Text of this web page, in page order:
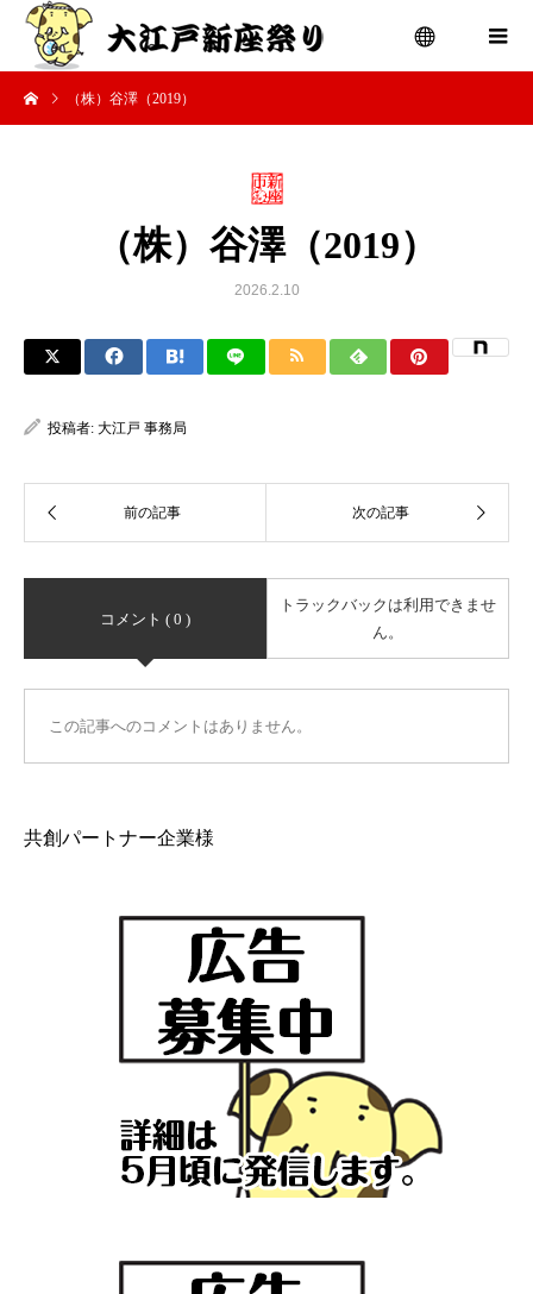
（株）谷澤（2019）
（株）谷澤（2019）
2026.2.10
投稿者: 大江戸 事務局
コメント ( 0 )
トラックバックは利用できませ
ん。
この記事へのコメントはありません。
共創パートナー企業様